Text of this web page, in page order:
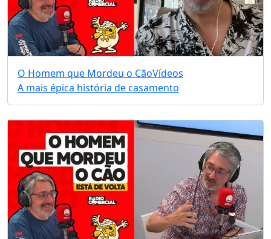
O Homem que Mordeu o CãoVídeos
A mais épica história de casamento